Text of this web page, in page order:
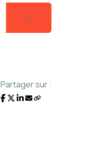
Partager sur :